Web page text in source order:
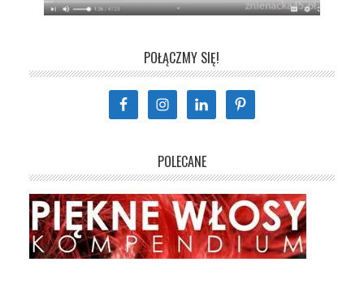
POŁĄCZMY SIĘ!
POLECANE